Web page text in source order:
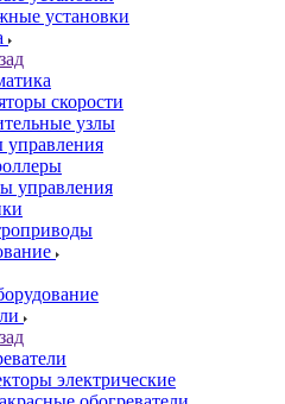
установки
скорости
узлы
управления
электрические